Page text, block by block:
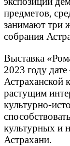
предметов,
занимают три
собрания
Выставка
2023 году
Астраханской
растущим
культурно-
культурных и
Астрахани.